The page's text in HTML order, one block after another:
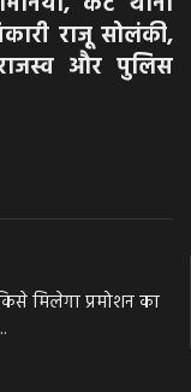
राजू सोलंकी,
और पुलिस
मिलेगा प्रमोशन का